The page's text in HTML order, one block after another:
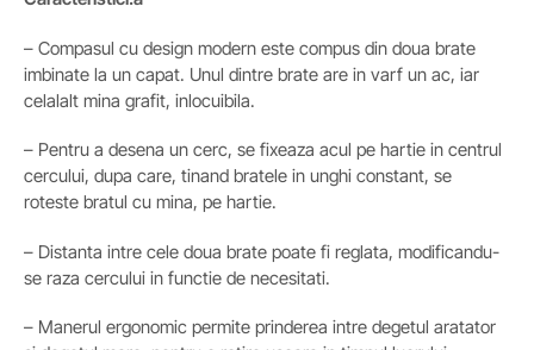
– Compasul cu design modern este compus din doua brate
imbinate la un capat. Unul dintre brate are in varf un ac, iar
celalalt mina grafit, inlocuibila.
– Pentru a desena un cerc, se fixeaza acul pe hartie in centrul
cercului, dupa care, tinand bratele in unghi constant, se
roteste bratul cu mina, pe hartie.
– Distanta intre cele doua brate poate fi reglata, modificandu-
se raza cercului in functie de necesitati.
– Manerul ergonomic permite prinderea intre degetul aratator